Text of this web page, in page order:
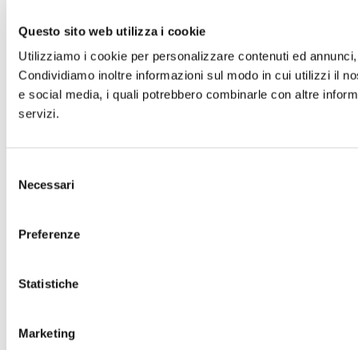
Questo sito web utilizza i cookie
Utilizziamo i cookie per personalizzare contenuti ed
Condividiamo inoltre informazioni sul modo in cui utilizzi il
e social media, i quali potrebbero combinarle con altre
servizi.
delNecessari
Preferenze
Statistiche
Marketing